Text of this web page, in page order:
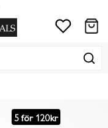
5 för 120kr